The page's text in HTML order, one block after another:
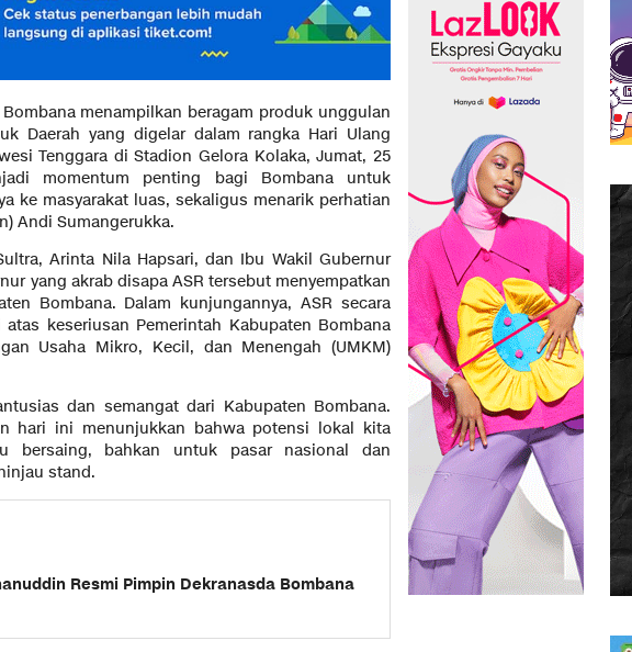
menampilkan beragam produk unggulan
Daerah yang digelar dalam rangka Hari Ulang
Tenggara di Stadion Gelora Kolaka, Jumat, 25
momentum penting bagi Bombana untuk
ke masyarakat luas, sekaligus menarik perhatian
Andi Sumangerukka.
Arinta Nila Hapsari, dan Ibu Wakil Gubernur
yang akrab disapa ASR tersebut menyempatkan
Bombana. Dalam kunjungannya, ASR secara
keseriusan Pemerintah Kabupaten Bombana
Usaha Mikro, Kecil, dan Menengah (UMKM)
dan semangat dari Kabupaten Bombana.
hari ini menunjukkan bahwa potensi lokal kita
bersaing, bahkan untuk pasar nasional dan
stand.
Resmi Pimpin Dekranasda Bombana